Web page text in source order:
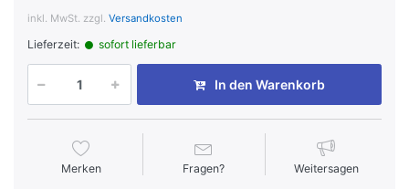
inkl. MwSt. zzgl. Versandkosten
Lieferzeit: sofort lieferbar
In den Warenkorb
Merken Fragen? Weitersagen